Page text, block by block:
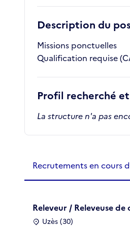
Description du
Missions ponctuelles
Qualification requise
Profil recherché
La structure n'a pas
Recrutements de
Recrutements en cours
Releveur / Releveuse
Uzès (30)